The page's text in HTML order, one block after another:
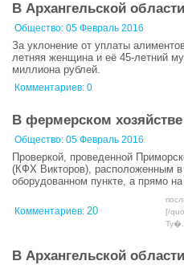
В Архангельской
Общество: 05 Февраль 2016
За уклонение от уплаты
летняя женщина и её 45-летний
миллиона рублей.
Комментариев: 0
В фермерском
Общество: 05 Февраль 2016
Проверкой, проведенной
(КФХ Викторов), расположенным в
оборудованном пункте, а прямо
Комментариев: 20
[/
В Архангельской